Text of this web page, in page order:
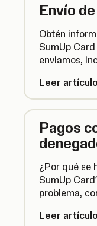
Envío
Obtén
SumUp
enviamos,
se pierde en
Leer artículo
Pagos
¿Por qué se
SumUp
problema,
tarjeta.
Leer artículo